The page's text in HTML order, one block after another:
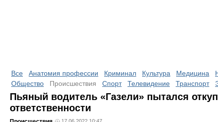
Все Анатомия профессии Криминал Культура Медицина
Общество
Происшествия Спорт Телевидение Транспорт
Пьяный водитель «Газели» пытался
ответственности